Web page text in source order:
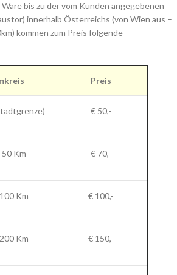
bis zu der vom Kunden angegebenen
innerhalb Österreichs (von Wien aus –
kommen zum Preis folgende
Preis
€ 50,-
50 Km € 70,-
Km € 100,-
Km € 150,-